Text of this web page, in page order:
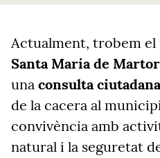
Actualment, trobem el
Santa Maria de
una consulta
de la cacera al
convivència amb
natural i la seguretat